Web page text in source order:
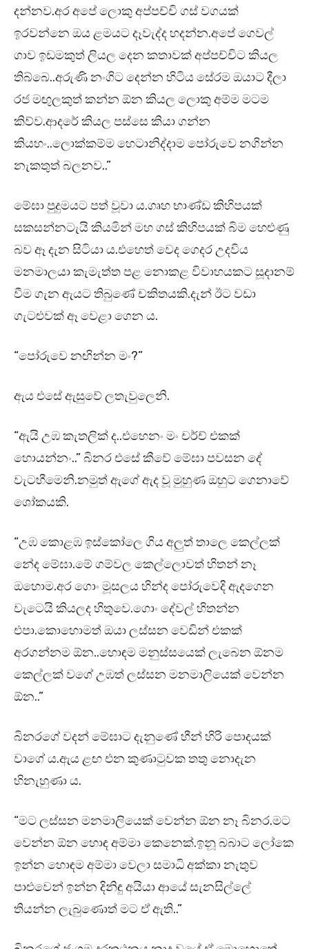
දන්නව.අර අපේ ලොකු අප්පච්චි ගස් වගයක්
ඉරවන්නෙ ඔය ළමයට දෑවැද්ද හදන්න.අපේ ගෙවල්
ගාව ඉඩමකුත් ලියල දෙන කතාවක් අප්පච්චිට කියල
තිබ්බෙ..අරුණි නංගිට දෙන්න හිටිය සේරම ඔයාට දීලා
රජ මඟුලකුත් කන්න ඕන කියල ලොකු අම්ම මටම
කිව්ව.ආදරේ කියල පස්සෙ කියා ගන්න
කියහං..ලොක්කම්ම හෙටානිද්දාම පෝරුවෙ නගින්න
නැකතුත් බලනව..”
මේඝා පුදුමයට පත් වූවා ය.ගෘහ භාණ්ඩ කිහිපයක්
සකසන්නටැයි කියමින් මහ ගස් කිහිපයක් බිම හෙළුණු
බව ඈ දැන සිටියා ය.එහෙත් වෙද ගෙදර උදවිය
මනමාලයා කැමැත්ත පළ නොකළ විවාහයකට සූදානම්
වීම ගැන ඇයට තිබුණේ චකිතයකි.දැන් ඊට වඩා
ගැටළුවක් ඈ වෙළා ගෙන ය.
“පෝරුවෙ නඟින්න මං?”
ඇය එසේ ඇසුවේ ලතැවුලෙනි.
“ඇයි උඹ කැතලික් ද..එහෙනං මං චර්ච් එකක්
හොයන්නං..” බිනර එසේ කීවේ මේඝා පවසන දේ
වැටහීමෙනි.නමුත් ඇගේ ඇද වූ මුහුණ ඔහුට ගෙනාවේ
ශෝකයකි.
“උඹ කොළඹ ඉස්කෝලෙ ගිය අලුත් තාලෙ කෙල්ලක්
නේද මේඝා.මේ ගම්වල කෙල්ලොවත් හිතන් නෑ
ඔහොම.අර ගොං මූසලය හින්ද පෝරුවෙදි ඇදගෙන
වැටෙයි කියලද හිතුවෙ.ගොං දේවල් හිතන්න
එපා.කොහොමත් ඔයා ලස්සන වෙඩින් එකක්
අරගන්නම ඕන..හොඳම මනුස්සයෙක් ලැබෙන ඕනම
කෙල්ලක් වගේ උඹත් ලස්සන මනමාලියෙක් වෙන්න
ඕන..”
බිනරගේ වදන් මේඝාට දැනුණේ හීන් හිරි පොදයක්
වාගේ ය.ඇය ළඟ එන කුණාටුවක තතු නොදැන
හිනැහුණා ය.
“මට ලස්සන මනමාලියෙක් වෙන්න ඕන නෑ බිනර.මට
වෙන්න ඕන හොඳ අම්මා කෙනෙක්.ඉනූ බබාට ලෝකෙ
ඉන්න හොඳම අම්මා වෙලා සමාධි අක්කා නැතුව
පාළුවෙන් ඉන්න දිනිඳු අයියා ආයේ සැනසිල්ලේ
තියන්න ලැබුණොත් මට ඒ ඇති..”